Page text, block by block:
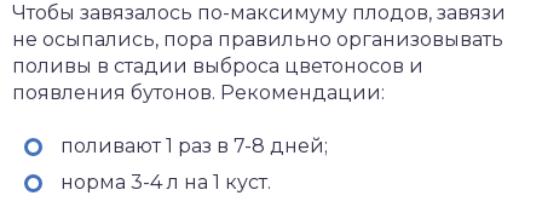
Чтобы завязалось по-максимуму плодов, завязи
не осыпались, пора правильно организовывать
поливы в стадии выброса цветоносов и
появления бутонов. Рекомендации:
поливают 1 раз в 7-8 дней;
норма 3-4 л на 1 куст.